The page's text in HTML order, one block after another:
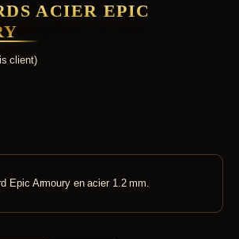
ACIER EPIC
client)
Epic Armoury en acier 1.2 mm.